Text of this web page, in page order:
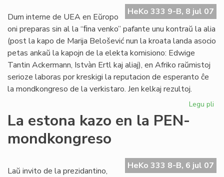
HeKo 333 9-B, 8 jul 07
Dum interne de UEA en Eŭropo
oni preparas sin al la “ﬁna venko” pafante unu kontraŭ la alia
(post la kapo de Marija Belošević nun la kroata landa asocio
petas ankaŭ la kapojn de la elekta komisiono: Edwige
Tantin Ackermann, Istvàn Ertl kaj aliaj), en Afriko raŭmistoj
serioze laboras por kreskigi la reputacion de esperanto ĉe
la mondkongreso de la verkistaro. Jen kelkaj rezultoj.
Legu pli
La estona kazo en la PEN-
mondkongreso
HeKo 333 8-B, 6 jul 07
Laŭ invito de la prezidantino,